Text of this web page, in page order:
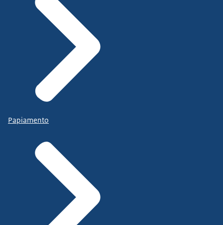
Papiamento